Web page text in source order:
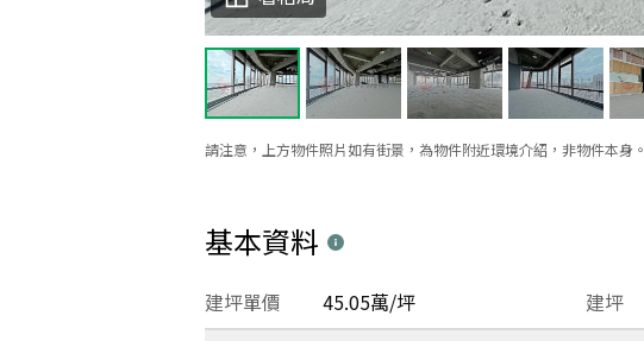
請注意，上方物件照片如有街景，為物件附近環境介紹，非物件本身。
基本資料
建坪
建坪單價 45.05萬/坪